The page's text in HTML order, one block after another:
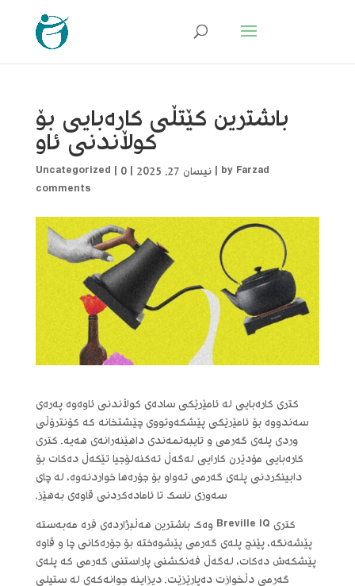
باشترین کێتڵی کارەبایی بۆ
کوڵاندنی ئاو
by Farzad
|نیسان 27, 2025 |
Uncategorized | 0
comments
کتری کارەبایی لە ئامێرێکی سادەی کوڵاندنی ئاوەوە پەرەی
سەندووە بۆ ئامێرێکی پێشکەوتووی چێشتخانە کە کۆنترۆڵی
وردی پلەی گەرمی و تایبەتمەندی داهێنەرانەی هەیە. کتری
کارەبایی مۆدێرن کارایی لەگەڵ تەکنەلۆجیا تێکەڵ دەکات بۆ
دابینکردنی پلەی گەرمی تەواو بۆ جۆرەها خواردنەوە، لە چای
سەوزی ناسک تا ئامادەکردنی قاوەی بەهێز.
کتری Breville IQ وەک باشترین هەڵبژاردەی فرە مەبەستە
پێشەنگە، پێنج پلەی گەرمی پێشوەختە بۆ جۆرەکانی چا و قاوە
پێشکەش دەکات، لەگەڵ فەنکشنی پاراستنی گەرمی کە پلەی
گەرمی دڵخوازت دەپارێزێت. دیزاینە جوانەکەی لە ستیلی